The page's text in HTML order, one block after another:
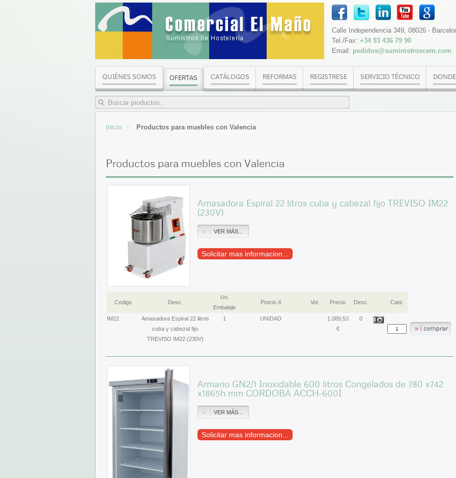
Calle Independencia 349, 08026 -
Tel./Fax: +34 93 436 79 90
Email: pedidos@suministroscem.com
QUIÉNES SOMOS OFERTAS CATÁLOGOS REFORMAS REGISTRESE SERVICIO TÉCNICO
Inicio Productos para muebles con Valencia
Productos para muebles con Valencia
Amasadora Espiral 22 litros cuba y cabezal fijo TREVISO IM22
(230V)
VER MÁS...
Solicitar mas informacion...
Codigo Desc.
Un.
Embalaje
Precio X Vol. Precio Desc. Cant.
IM22
Amasadora Espiral 22 litros
cuba y cabezal fijo
TREVISO IM22 (230V)
1 UNIDAD
1.089,53
€
0
Armario GN2/1 Inoxidable 600 litros Congelados de 780 x742
x1865h mm CORDOBA ACCH-600I
VER MÁS...
Solicitar mas informacion...